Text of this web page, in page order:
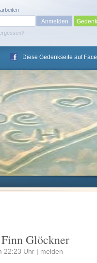
Diese Gedenkseite auf
Glöckner
22:23 Uhr | melden